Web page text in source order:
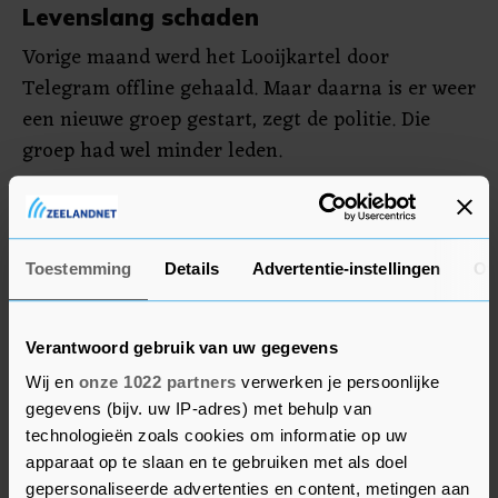
Toestemming Details Advertentie-instellingen
Verantwoord gebruik van uw gegevens
Wij en onze 1022 partners verwerken je persoonlijke
gegevens (bijv. uw IP-adres) met behulp van
technologieën zoals cookies om informatie op uw
apparaat op te slaan en te gebruiken met als doel
gepersonaliseerde advertenties en content, metingen aan
Levenslang schaden
Vorige maand werd het Looijkartel door
Telegram offline gehaald. Maar daarna is er weer
een nieuwe groep gestart, zegt de politie. Die
groep had wel minder leden.
De politie zegt dat de berichten in de
Telegramgroepen per definitie onacceptabel zijn.
"Wat nu een grap lijkt, kan een ander levenslang
schaden. In deze zaak zagen we regelmatig
uitspraken voorbijkomen waarin iemand
onterecht werd beschuldigd of beticht van een
strafbaar feit. Daarnaast werden er serieuze
bedreigingen geuit, tegen verschillende personen
en hun omgeving."